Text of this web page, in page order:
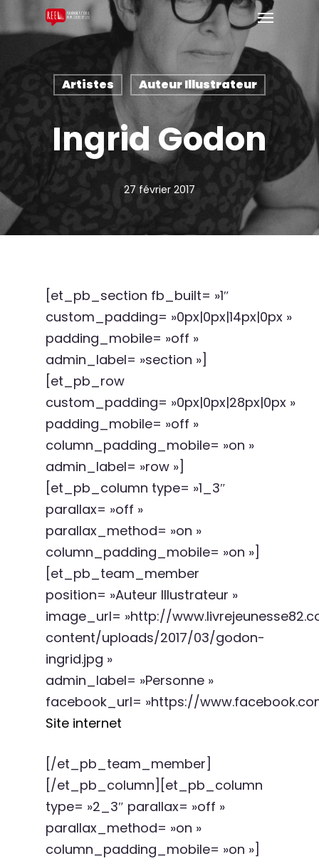
Artistes Auteur Illustrateur
Ingrid Godon
27 février 2017
[et_pb_section fb_built= »1″
custom_padding= »0px|0px|14px|0px »
padding_mobile= »off »
admin_label= »section »]
[et_pb_row
custom_padding= »0px|0px|28px|0px »
padding_mobile= »off »
column_padding_mobile= »on »
admin_label= »row »]
[et_pb_column type= »1_3″
parallax= »off »
parallax_method= »on »
column_padding_mobile= »on »]
[et_pb_team_member
position= »Auteur Illustrateur »
image_url= »http://
content/uploads/2017/03/godon-
ingrid.jpg »
admin_label= »Personne »
facebook_url= »https://
Site internet
[/et_pb_team_member]
[/et_pb_column][et_pb_column
type= »2_3″ parallax= »off »
parallax_method= »on »
column_padding_mobile= »on »]